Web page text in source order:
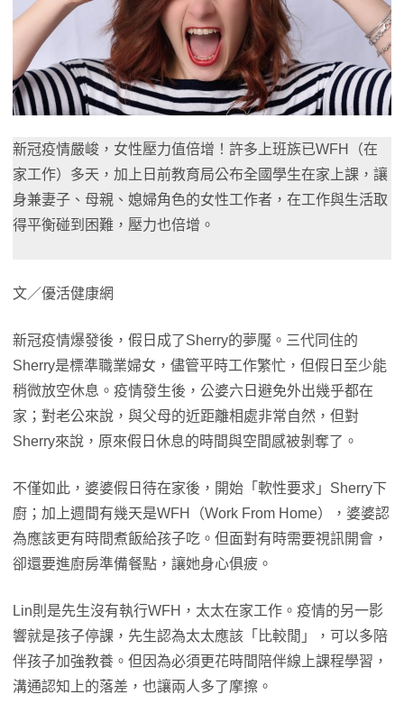
新冠疫情嚴峻，女性壓力值倍增！許多上班族已WFH（在
家工作）多天，加上日前教育局公布全國學生在家上課，讓
身兼妻子、母親、媳婦角色的女性工作者，在工作與生活取
得平衡碰到困難，壓力也倍增。
文／優活健康網
新冠疫情爆發後，假日成了Sherry的夢魘。三代同住的
Sherry是標準職業婦女，儘管平時工作繁忙，但假日至少能
稍微放空休息。疫情發生後，公婆六日避免外出幾乎都在
家；對老公來說，與父母的近距離相處非常自然，但對
Sherry來說，原來假日休息的時間與空間感被剝奪了。
不僅如此，婆婆假日待在家後，開始「軟性要求」Sherry下
廚；加上週間有幾天是WFH（Work From Home），婆婆認
為應該更有時間煮飯給孩子吃。但面對有時需要視訊開會，
卻還要進廚房準備餐點，讓她身心俱疲。
Lin則是先生沒有執行WFH，太太在家工作。疫情的另一影
響就是孩子停課，先生認為太太應該「比較閒」，可以多陪
伴孩子加強教養。但因為必須更花時間陪伴線上課程學習，
溝通認知上的落差，也讓兩人多了摩擦。